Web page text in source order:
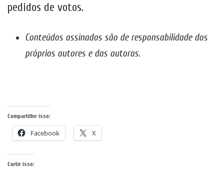
pedidos de votos.
Conteúdos assinados são de responsabilidade dos
próprios autores e das autoras.
Compartilhe isso:
Facebook X
Curtir isso: